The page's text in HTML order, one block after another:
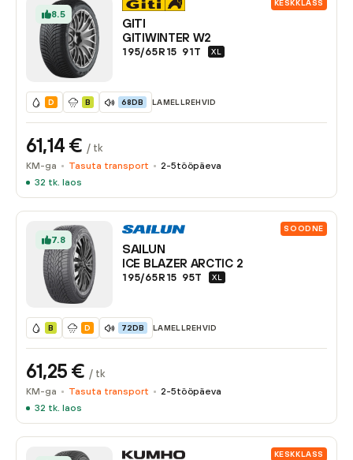
8.5
KESKKLASS
GITI
GITIWINTER W2
195/65R15 91T XL
D B 68DB LAMELLREHVID
61,14 € / tk
KM-ga Tasuta transport 2-5tööpäeva
32 tk. laos
7.8
SOODNE
SAILUN
ICE BLAZER ARCTIC 2
195/65R15 95T XL
B D 72DB LAMELLREHVID
61,25 € / tk
KM-ga Tasuta transport 2-5tööpäeva
32 tk. laos
KESKKLASS